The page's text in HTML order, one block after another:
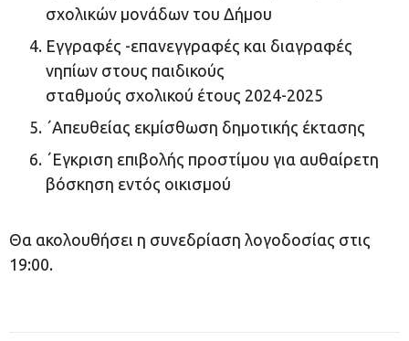
σχολικών μονάδων του Δήμου
Εγγραφές -επανεγγραφές και διαγραφές
νηπίων στους παιδικούς
σταθμούς σχολικού έτους 2024-2025
΄Απευθείας εκμίσθωση δημοτικής έκτασης
΄Εγκριση επιβολής προστίμου για αυθαίρετη
βόσκηση εντός οικισμού
Θα ακολουθήσει η συνεδρίαση λογοδοσίας στις
19:00.